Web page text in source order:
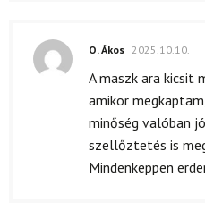
O. Ákos 2025.10.10.
A maszk ara kicsit
amikor
minőség valóban
szellőztetés is
Mindenkeppen